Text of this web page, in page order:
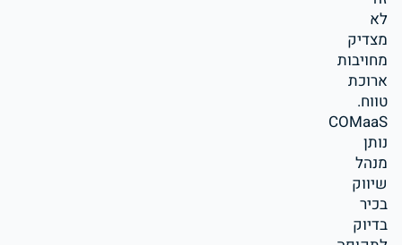
לא
מצדיק
מחויבות
ארוכת
טווח.
COMaaS
נותן
מנהל
שיווק
בכיר
בדיוק